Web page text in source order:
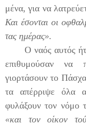
μένα, για να
Και έσονται οι
τας ημέρας».
Ο ναός αυτός
επιθυμούσαν να
γιορτάσουν το
τα απέρριψε όλα
φυλάξουν τον νόμο
«και τον οίκον